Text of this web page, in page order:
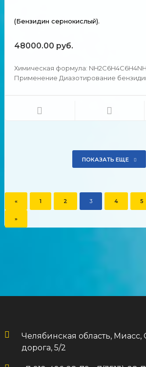
(Бензидин сернокислый).
48000.00 руб.
Химическая формула:
Применение Диазотирование
физические свойства Порошок
ПОКАЗАТЬ ЕЩЕ
« 1 2 3 4 5
»
Челябинская область, Миасс,
дорога, 5/2